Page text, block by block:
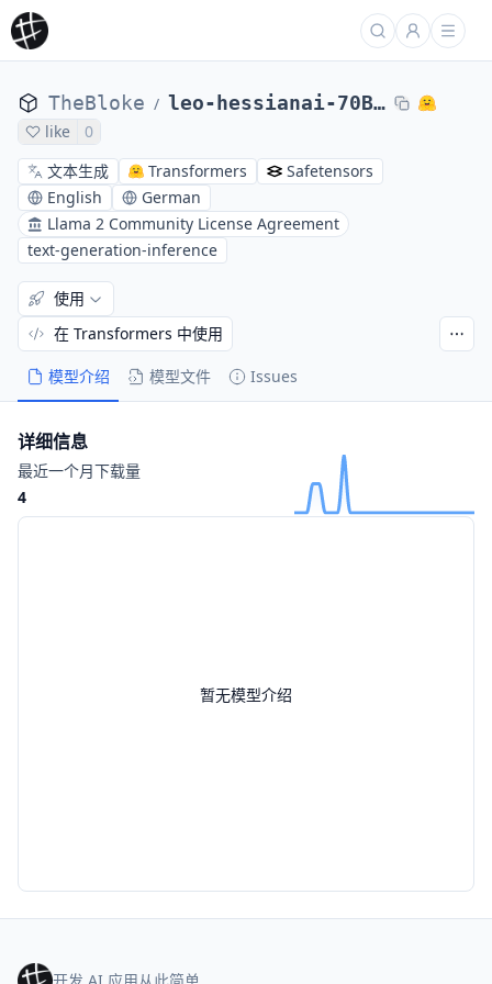
TheBloke / leo-hessianai-70B-GPTQ
like
0
文本生成
Transformers
Safetensors
English
German
Llama 2 Community License Agreement
text-generation-inference
模型介绍 模型文件 Issues
使用
在 Transformers 中使用
暂无模型介绍
详细信息
最近一个月下载量
4